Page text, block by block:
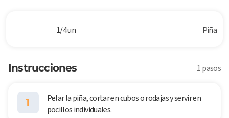
1/4 un Piña
Instrucciones 1 pasos
1
Pelar la piña, cortar en cubos o rodajas y servir en
pocillos individuales.